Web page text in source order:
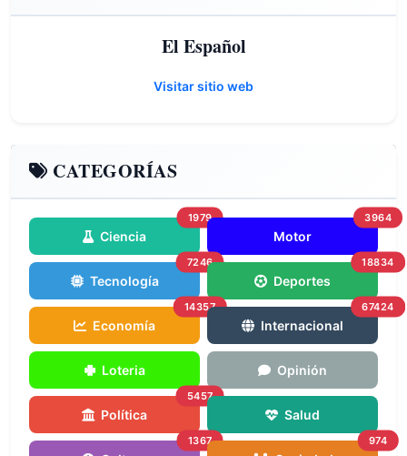
El Español
Visitar sitio web
CATEGORÍAS
Ciencia
1979
Motor
3964
Tecnología
7246
Deportes
18834
Economía
14357
Internacional
67424
Loteria Opinión
Política
5457
Salud
1367 974